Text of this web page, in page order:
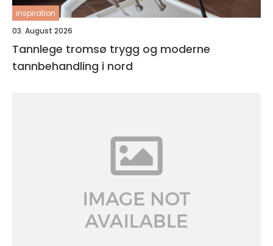
inspiration
03. August 2026
Tannlege tromsø trygg og moderne
tannbehandling i nord